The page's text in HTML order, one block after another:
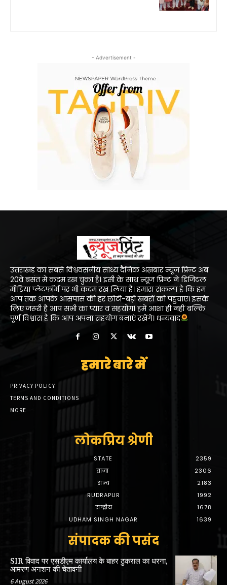
- Advertisement -
उत्तराखंड का सबसे विश्ववसनीय सांध्य दैनिक अख़बार न्यूज प्रिन्ट अब
20वें बसंत में कदम रख चुका है। इसी के साथ न्यूज प्रिन्ट ने डिजिटल
मीडिया प्लेटफॉर्म पर भी कदम रख लिया है। हमारा संकल्प है कि हम
आप तक आपके आसपास की हर छोटी-बड़ी खबरों को पहुंचाएं। इसके
लिए जरूरी है आप सभी का प्यार व सहयोग। हमें आशा ही नहीं बल्कि
पूर्ण विश्वास है कि आप अपना सहयोग बनाएं रखेंगे। धन्यवाद
हमारे बारे में
PRIVACY POLICY
TERMS AND CONDITIONS
MORE
लोकप्रिय श्रेणी
STATE
2359
ताज़ा
2306
राज्य
2183
RUDRAPUR
1992
राष्ट्रीय
1678
UDHAM SINGH NAGAR
1639
संपादक की पसंद
SIR विवाद पर एसडीएम कार्यालय के बाहर ठुकराल का धरना,
आमरण अनशन की चेतावनी
6 August 2026